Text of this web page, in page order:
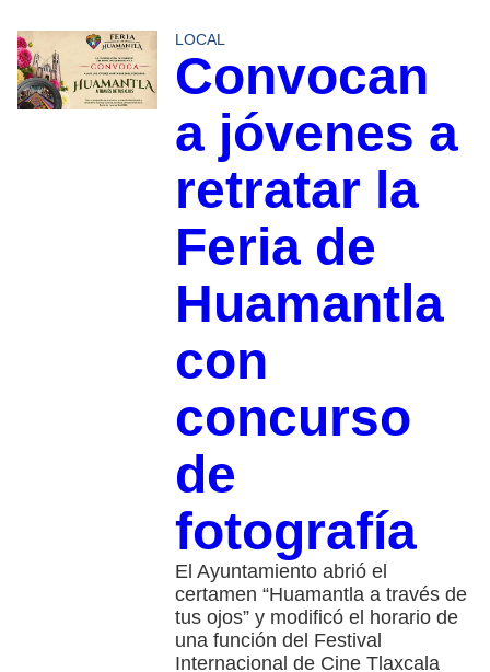
LOCAL
Convocan
a jóvenes a
retratar la
Feria de
Huamantla
con
concurso
de
fotografía
El Ayuntamiento abrió el
certamen “Huamantla a través de
tus ojos” y modificó el horario de
una función del Festival
Internacional de Cine Tlaxcala